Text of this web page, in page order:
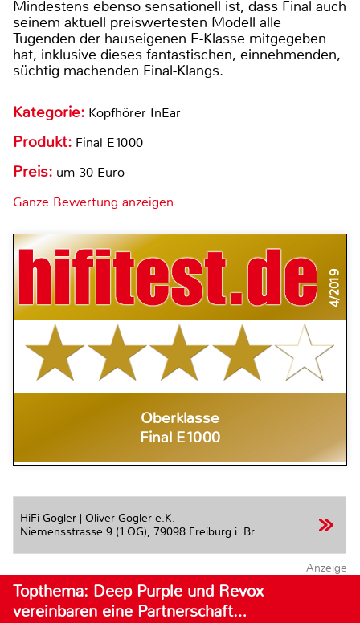
Mindestens ebenso sensationell ist, dass Final auch
seinem aktuell preiswertesten Modell alle
Tugenden der hauseigenen E-Klasse mitgegeben
hat, inklusive dieses fantastischen, einnehmenden,
süchtig machenden Final-Klangs.
Kategorie: Kopfhörer InEar
Produkt: Final E1000
Preis: um 30 Euro
Ganze Bewertung anzeigen
4/2019
Oberklasse
Final E1000
HiFi Gogler | Oliver Gogler e.K.
Niemensstrasse 9 (1.OG), 79098 Freiburg i. Br.
Anzeige
Topthema: Deep Purple und Revox
vereinbaren eine Partnerschaft…